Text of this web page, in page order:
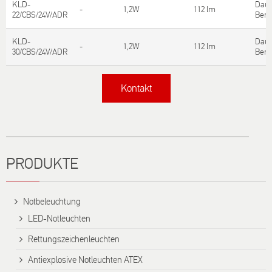
KLD-
22/CBS/24V/ADR
- 1,2W 112 lm
KLD-
30/CBS/24V/ADR
- 1,2W 112 lm
Kontakt
PRODUKTE
Notbeleuchtung
LED-Notleuchten
Rettungszeichenleuchten
Antiexplosive Notleuchten ATEX